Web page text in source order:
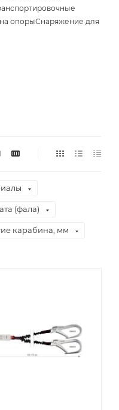
опорыСнаряжение для
(фала)
карабина, мм